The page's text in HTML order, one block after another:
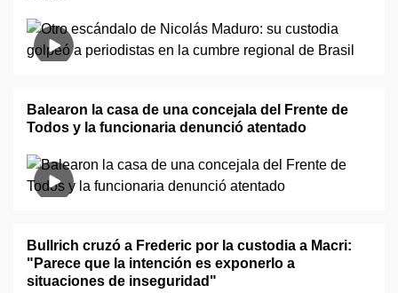
Balearon la casa de una concejala del Frente de
Todos y la funcionaria denunció atentado
Bullrich cruzó a Frederic por la custodia a Macri:
"Parece que la intención es exponerlo a
situaciones de inseguridad"